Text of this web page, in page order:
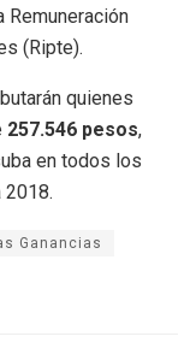
(Ripte).
quienes
257.546 pesos,
en todos los
2018.
Ganancias